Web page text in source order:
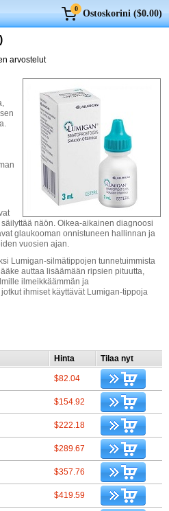
0 Ostoskorini ($0.00)
arvostelut
näön. Oikea-aikainen diagnoosi
glaukooman onnistuneen hallinnan ja
vuosien ajan.
Lumigan-silmätippojen tunnetuimmista
auttaa lisäämään ripsien pituutta,
ilmeikkäämmän ja
ihmiset käyttävät Lumigan-tippoja
Hinta Tilaa nyt
$82.04
$154.92
$222.18
$289.67
$357.76
$419.59